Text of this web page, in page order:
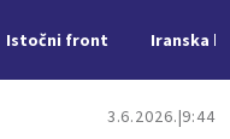
Istočni front Iranska
3.6.2026. 9:44